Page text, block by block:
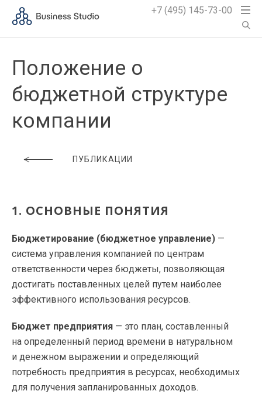
+7 (495) 145-73-00
Положение о
бюджетной структуре
компании
ПУБЛИКАЦИИ
1. ОСНОВНЫЕ ПОНЯТИЯ
Бюджетирование (бюджетное управление) —
система управления компанией по центрам
ответственности через бюджеты, позволяющая
достигать поставленных целей путем наиболее
эффективного использования ресурсов.
Бюджет предприятия — это план, составленный
на определенный период времени в натуральном
и денежном выражении и определяющий
потребность предприятия в ресурсах, необходимых
для получения запланированных доходов.